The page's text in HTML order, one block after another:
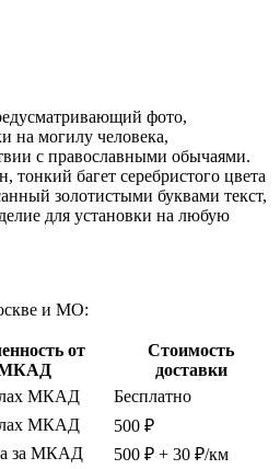
фото,
на могилу человека,
с православными обычаями.
багет серебристого цвета
золотистыми буквами текст,
для установки на любую
и МО:
от
Стоимость
доставки
МКАД
Бесплатно
МКАД
500 ₽
за МКАД 500 ₽ + 30 ₽/км